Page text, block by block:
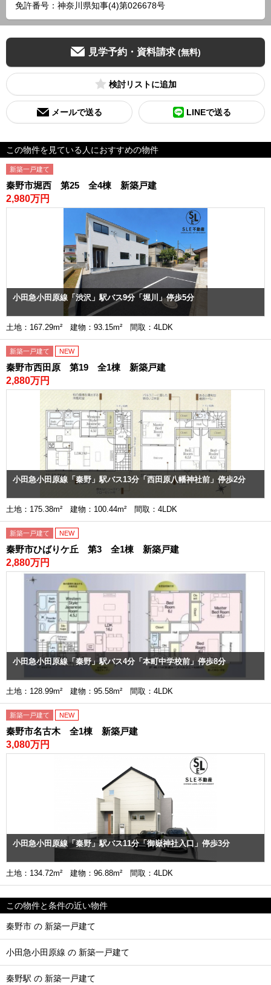
免許番号：神奈川県知事(4)第026678号
見学予約・資料請求 (無料)
検討リスト
メールで送る LINEで送る
この物件を見ている人におすすめの物件
新築一戸建て
秦野市堀西 第25 全4棟 新築戸建
2,980万円
小田急小田原線「渋沢」駅バス9分「堀川」停歩5分
土地：167.29m² 建物：93.15m² 間取：4LDK
新築一戸建て NEW
秦野市西田原 第19 全1棟 新築戸建
2,880万円
小田急小田原線「秦野」駅バス13分「西田原八幡神社前」停歩2分
土地：175.38m² 建物：100.44m² 間取：4LDK
新築一戸建て NEW
秦野市ひばりケ丘 第3 全1棟 新築戸建
2,880万円
小田急小田原線「秦野」駅バス4分「本町中学校前」停歩8分
土地：128.99m² 建物：95.58m² 間取：4LDK
新築一戸建て NEW
秦野市名古木 全1棟 新築戸建
3,080万円
小田急小田原線「秦野」駅バス11分「御嶽神社入口」停歩3分
土地：134.72m² 建物：96.88m² 間取：4LDK
この物件と条件の近い物件
秦野市 の 新築一戸建て
小田急小田原線 の 新築一戸建て
秦野駅 の 新築一戸建て